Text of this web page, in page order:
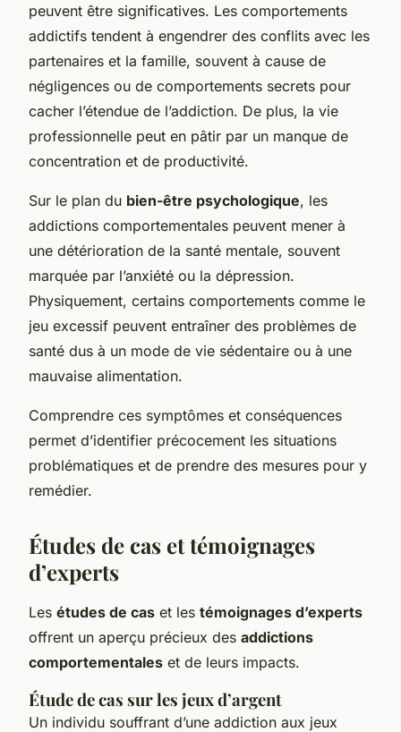
peuvent être significatives. Les comportements
addictifs tendent à engendrer des conflits avec les
partenaires et la famille, souvent à cause de
négligences ou de comportements secrets pour
cacher l’étendue de l’addiction. De plus, la vie
professionnelle peut en pâtir par un manque de
concentration et de productivité.
Sur le plan du bien-être psychologique, les
addictions comportementales peuvent mener à
une détérioration de la santé mentale, souvent
marquée par l’anxiété ou la dépression.
Physiquement, certains comportements comme le
jeu excessif peuvent entraîner des problèmes de
santé dus à un mode de vie sédentaire ou à une
mauvaise alimentation.
Comprendre ces symptômes et conséquences
permet d’identifier précocement les situations
problématiques et de prendre des mesures pour y
remédier.
Études de cas et témoignages
d’experts
Les études de cas et les témoignages d’experts
offrent un aperçu précieux des addictions
comportementales et de leurs impacts.
Étude de cas sur les jeux d’argent
Un individu souffrant d’une addiction aux jeux